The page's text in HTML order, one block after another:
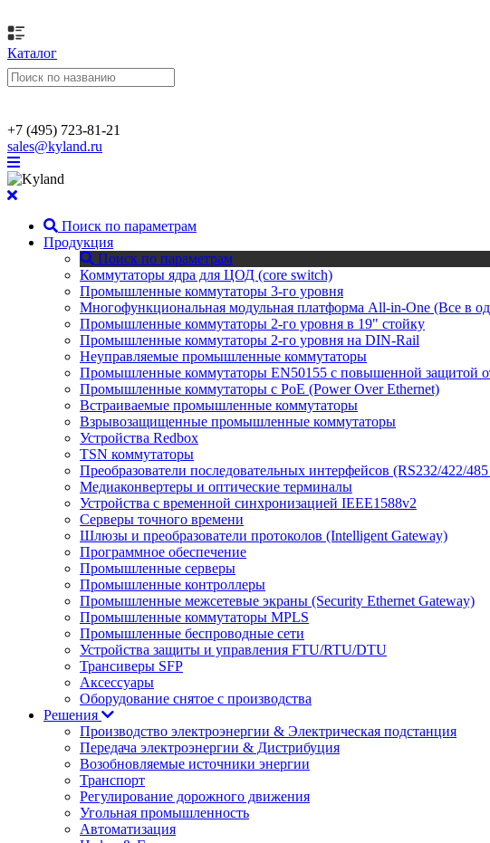
Каталог
+7 (495) 723-81-21
sales@kyland.ru
Поиск по параметрам
Продукция
Поиск по параметрам
Коммутаторы ядра для ЦОД (core switch)
Промышленные коммутаторы 3-го уровня
Многофункциональная модульная платформа All-in-One (Все в
Промышленные коммутаторы 2-го уровня в 19" стойку
Промышленные коммутаторы 2-го уровня на DIN-Rail
Неуправляемые промышленные коммутаторы
Промышленные коммутаторы EN50155 с повышенной защитой
Промышленные коммутаторы с PoE (Power Over Ethernet)
Встраиваемые промышленные коммутаторы
Взрывозащищенные промышленные коммутаторы
Устройства Redbox
TSN коммутаторы
Преобразователи последовательных интерфейсов (RS232/422/
Медиаконвертеры и оптические терминалы
Устройства с временной синхронизацией IEEE1588v2
Серверы точного времени
Шлюзы и преобразователи протоколов (Intelligent Gateway)
Программное обеспечение
Промышленные серверы
Промышленные контроллеры
Промышленные межсетевые экраны (Security Ethernet Gateway)
Промышленные коммутаторы MPLS
Промышленные беспроводные сети
Устройства защиты и управления FTU/RTU/DTU
Трансиверы SFP
Аксессуары
Оборудование снятое с производства
Решения
Производство электроэнергии & Электрическая подстанция
Передача электроэнергии & Дистрибуция
Возобновляемые источники энергии
Транспорт
Регулирование дорожного движения
Угольная промышленность
Автоматизация